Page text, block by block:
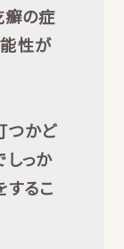
癬の症
性が
つかど
しっか
するこ